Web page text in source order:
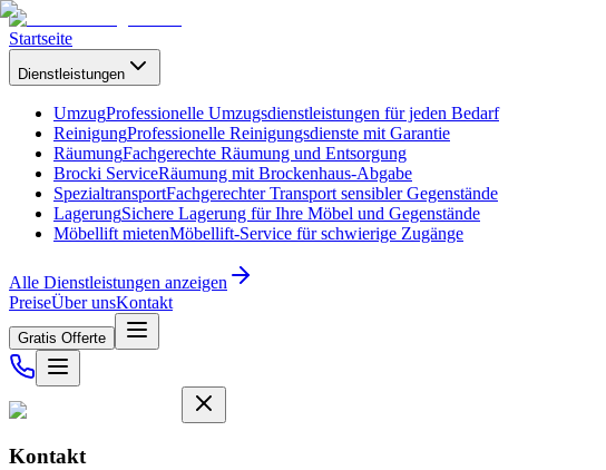
Startseite
Dienstleistungen
UmzugProfessionelle Umzugsdienstleistungen für jeden Bedarf
ReinigungProfessionelle Reinigungsdienste mit Garantie
RäumungFachgerechte Räumung und Entsorgung
Brocki ServiceRäumung mit Brockenhaus-Abgabe
SpezialtransportFachgerechter Transport sensibler Gegenstände
LagerungSichere Lagerung für Ihre Möbel und Gegenstände
Möbellift mietenMöbellift-Service für schwierige Zugänge
Alle Dienstleistungen anzeigen
PreiseÜber unsKontakt
Gratis Offerte
Kontakt